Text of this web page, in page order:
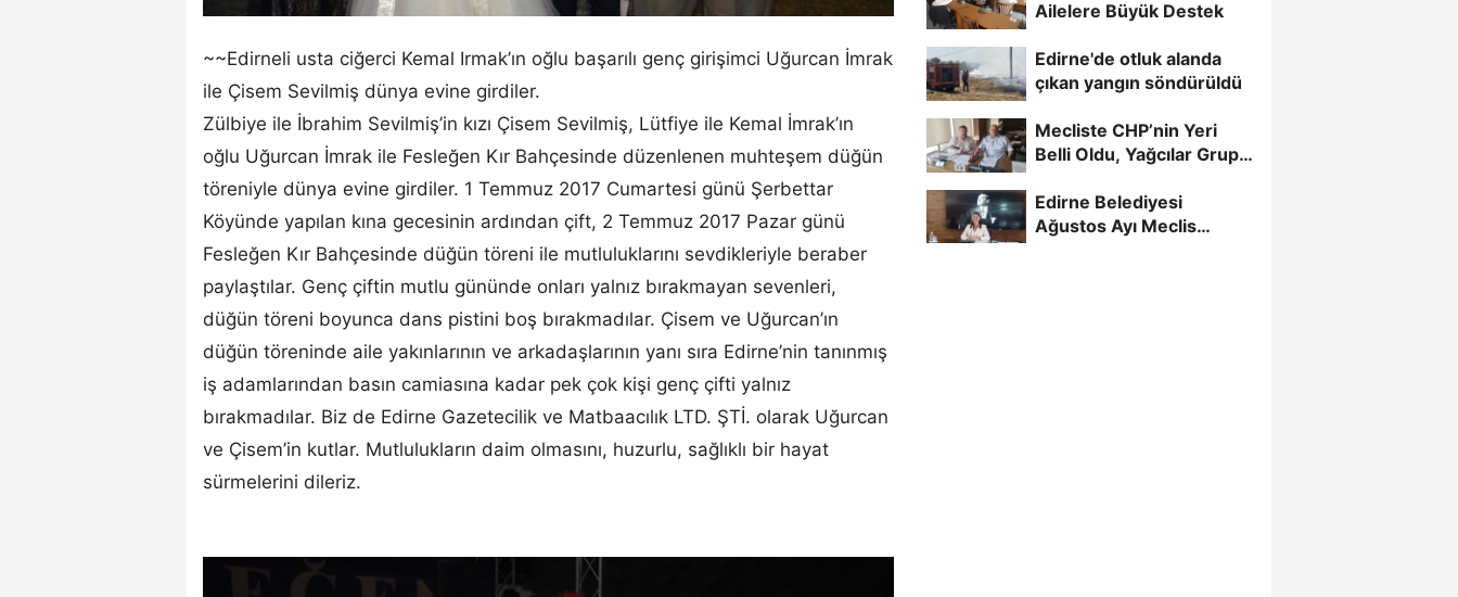
~~Edirneli usta ciğerci Kemal Irmak’ın oğlu başarılı genç girişimci Uğurcan İmrak
ile Çisem Sevilmiş dünya evine girdiler.
Zülbiye ile İbrahim Sevilmiş’in kızı Çisem Sevilmiş, Lütfiye ile Kemal İmrak’ın
oğlu Uğurcan İmrak ile Fesleğen Kır Bahçesinde düzenlenen muhteşem düğün
töreniyle dünya evine girdiler. 1 Temmuz 2017 Cumartesi günü Şerbettar
Köyünde yapılan kına gecesinin ardından çift, 2 Temmuz 2017 Pazar günü
Fesleğen Kır Bahçesinde düğün töreni ile mutluluklarını sevdikleriyle beraber
paylaştılar. Genç çiftin mutlu gününde onları yalnız bırakmayan sevenleri,
düğün töreni boyunca dans pistini boş bırakmadılar. Çisem ve Uğurcan’ın
düğün töreninde aile yakınlarının ve arkadaşlarının yanı sıra Edirne’nin tanınmış
iş adamlarından basın camiasına kadar pek çok kişi genç çifti yalnız
bırakmadılar. Biz de Edirne Gazetecilik ve Matbaacılık LTD. ŞTİ. olarak Uğurcan
ve Çisem’in kutlar. Mutlulukların daim olmasını, huzurlu, sağlıklı bir hayat
sürmelerini dileriz.
Ailelere Büyük Destek
Edirne'de otluk alanda
çıkan yangın söndürüldü
Mecliste CHP’nin Yeri
Belli Oldu, Yağcılar Grup
Edirne Belediyesi
Ağustos Ayı Meclis